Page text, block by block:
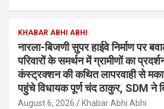
KHABAR ABHI ABHI
नारला-बिजणी सुपर हाईवे निर्माण पर
परिवारों के समर्थन में ग्रामीणों का
कंस्ट्रक्शन की कथित लापरवाही से
पहुंचे विधायक पूर्ण चंद ठाकुर, SDM ने
August 6, 2026 Khabar Abhi Abhi